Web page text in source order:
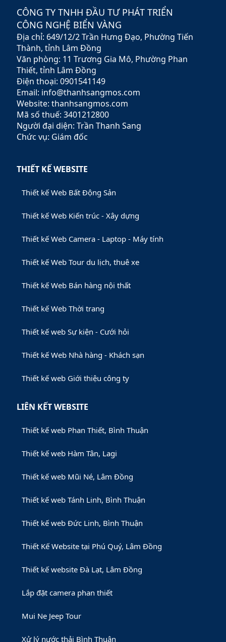
cần thiết, được khách hàng
đánh giá cao và chức năng
nào là chức năng nâng cao có
thể từ từ nâng cấp trong thiết
CÔNG TY TNHH ĐẦU TƯ PHÁT TRIỂN
CÔNG NGHỆ BIỂN VÀNG
Địa chỉ: 649/12/2 Trần Hưng Đạo, Phường Tiến
Thành, tỉnh Lâm Đồng
Văn phòng: 11 Trương Gia Mô, Phường Phan
Thiết, tỉnh Lâm Đồng
Điện thoại: 0901541149
Email: info@thanhsangmos.com
Website: thanhsangmos.com
Mã số thuế: 3401212800
Người đại diện: Trần Thanh Sang
Chức vụ: Giám đốc
THIẾT KẾ WEBSITE
Thiết kế Web Bất Động Sản
Thiết kế Web Kiến trúc - Xây dựng
Thiết kế Web Camera - Laptop - Máy tính
Thiết kế Web Tour du lịch, thuê xe
Thiết kế Web Bán hàng nội thất
Thiết kế Web Thời trang
Thiết kế web Sự kiện - Cưới hỏi
Thiết kế Web Nhà hàng - Khách sạn
Thiết kế web Giới thiệu công ty
LIÊN KẾT WEBSITE
Thiết kế web Phan Thiết, Bình Thuận
Thiết kế web Hàm Tân, Lagi
Thiết kế web Mũi Né, Lâm Đồng
Thiết kế web Tánh Linh, Bình Thuận
Thiết kế web Đức Linh, Bình Thuận
Thiết Kế Website tại Phú Quý, Lâm Đồng
Thiết kế website Đà Lạt, Lâm Đồng
Lắp đặt camera phan thiết
Mui Ne Jeep Tour
Xử lý nước thải Bình Thuận